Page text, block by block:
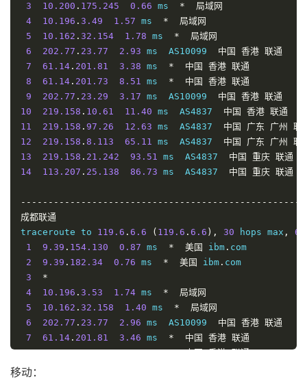
3
10.200 . 175.245 0.66 ms *
局域网
4
10.196 . 3.49 1.57 ms *
局域网
5
10.162 . 32.154 1.78 ms *
局域网
6
202.77 . 23.77 2.93 ms  AS10099 中国 香港 联通
7
61.14 . 201.81 3.38 ms * 中国 香港 联通
8
61.14 . 201.73 8.51 ms * 中国 香港 联通
9
202.77 . 23.29 3.17 ms  AS10099 中国 香港 联通
10
219.158 . 10.61 11.40 ms  AS4837 中国 香港 联通
11
219.158 . 97.26 12.63 ms  AS4837 中国 广东 广州
联
12
219.158 . 8.113 65.11 ms  AS4837 中国 广东 广州
联
13
219.158 . 21.242 93.51 ms  AS4837 中国 重庆 联通
14
113.207 . 25.138 86.73 ms  AS4837 中国 重庆 联通
成都联通
traceroute to 119.6 . 6.6 ( 119.6 . 6.6 ), 30 hops max ,
60
1
9.39 . 154.130 0.87 ms * 美国 ibm . com
2
9.39 . 182.34 0.76 ms * 美国 ibm . com
3
*
4
10.196 . 3.53 1.74 ms *
局域网
5
10.162 . 32.158 1.40 ms *
局域网
6
202.77 . 23.77 2.96 ms  AS10099 中国 香港 联通
7
61.14 . 201.81 3.46 ms * 中国 香港 联通
8
61.14.201.73 5.95 ms * 中国 香港 联通
9
移动：